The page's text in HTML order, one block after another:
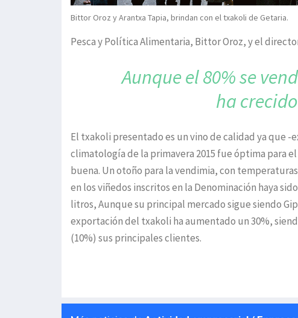
Bittor Oroz y Arantxa Tapia, brindan con el txakoli de Getaria.
Pesca y Política Alimentaria, Bittor Oroz, y el
Aunque el 80% se
ha crecido
El txakoli presentado es un vino de calidad ya que -
climatología de la primavera 2015 fue óptima para
buena. Un otoño para la vendimia, con
en los viñedos inscritos en la Denominación haya
litros, Aunque su principal mercado sigue siendo
exportación del txakoli ha aumentado un 30%,
(10%) sus principales clientes.